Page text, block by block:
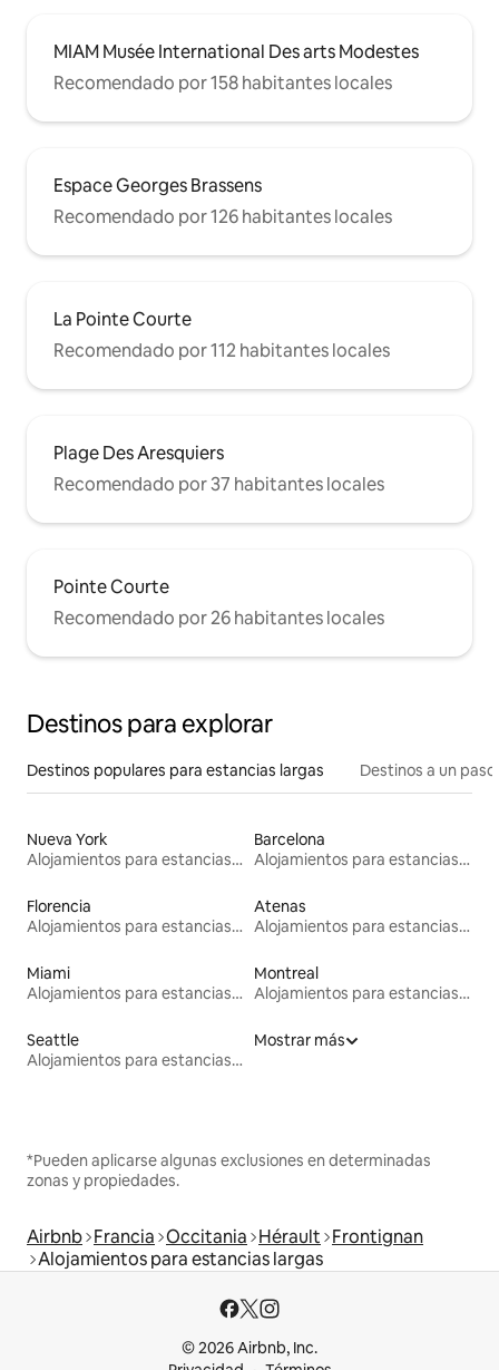
MIAM Musée International Des arts Modestes
Recomendado por 158 habitantes locales
Espace Georges Brassens
Recomendado por 126 habitantes locales
La Pointe Courte
Recomendado por 112 habitantes locales
Plage Des Aresquiers
Recomendado por 37 habitantes locales
Pointe Courte
Recomendado por 26 habitantes locales
Destinos para explorar
Destinos populares para estancias largas Destinos a un
Nueva York
Alojamientos para estancias largas
Barcelona
Alojamientos para estancias largas
Florencia
Alojamientos para estancias largas
Atenas
Alojamientos para estancias largas
Miami
Alojamientos para estancias largas
Montreal
Alojamientos para estancias largas
Seattle
Alojamientos para estancias largas
Mostrar más
*Pueden aplicarse algunas exclusiones en determinadas
zonas y propiedades.
Airbnb Francia Occitania Hérault Frontignan
Alojamientos para estancias largas
© 2026 Airbnb, Inc.